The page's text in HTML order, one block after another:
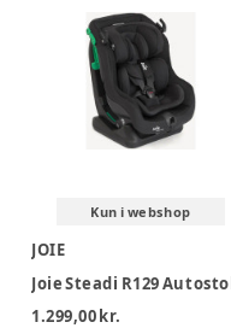
Kun i webshop
JOIE
1.299,00 kr.